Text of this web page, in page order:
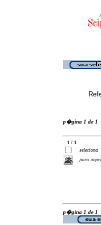
p�gina 1 de 1
1 / 1
seleciona
para
p�gina 1 de 1